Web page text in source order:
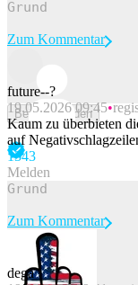
Beitrag melden
Zum Kommentar
future--?
19.05.2026 09:45
Kaum zu überbieten
auf
1343
Melden
Zum Kommentar
dega